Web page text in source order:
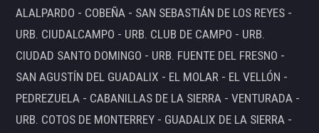
ALALPARDO - COBEÑA - SAN SEBASTIÁN DE LOS REYES -
URB. CIUDALCAMPO - URB. CLUB DE CAMPO - URB.
CIUDAD SANTO DOMINGO - URB. FUENTE DEL FRESNO -
SAN AGUSTÍN DEL GUADALIX - EL MOLAR - EL VELLÓN -
PEDREZUELA - CABANILLAS DE LA SIERRA - VENTURADA -
URB. COTOS DE MONTERREY - GUADALIX DE LA SIERRA -